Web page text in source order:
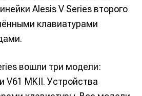
Alesis V Series второго
клавиатурами
вошли три модели:
V61 MKII. Устройства